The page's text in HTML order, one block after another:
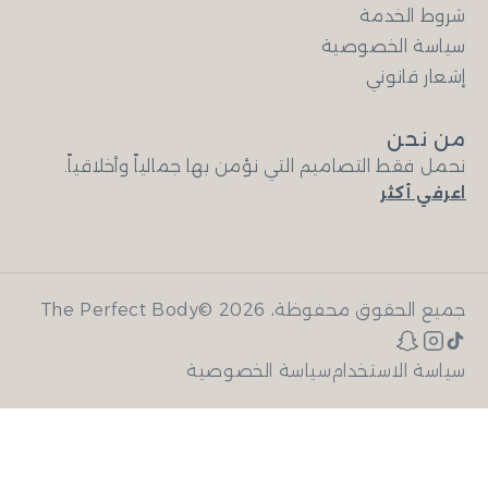
شروط الخدمة
سياسة الخصوصية
إشعار قانوني
من نحن
نحمل فقط التصاميم التي نؤمن بها جمالياً وأخلاقياً.
اعرفي أكثر
جميع الحقوق محفوظة، The Perfect Body© 2026
سياسة الاستخدامسياسة الخصوصية